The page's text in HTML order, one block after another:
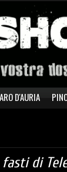
D'AURIA
di